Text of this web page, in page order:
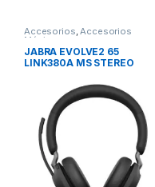
Accesorios,Accesorios
Música
JABRA EVOLVE2 65
LINK380A MS STEREO